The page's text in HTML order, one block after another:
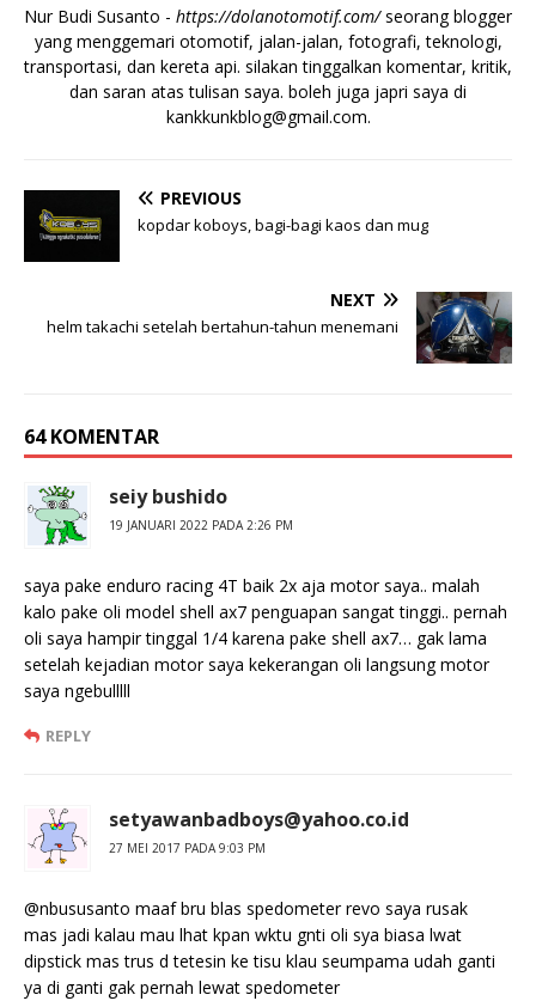
Nur Budi Susanto - https://dolanotomotif.com/seorang blogger
yang menggemari otomotif, jalan-jalan, fotografi, teknologi,
transportasi, dan kereta api. silakan tinggalkan komentar, kritik,
dan saran atas tulisan saya. boleh juga japri saya di
kankkunkblog@gmail.com.
PREVIOUS
kopdar koboys, bagi-bagi kaos dan mug
NEXT
helm takachi setelah bertahun-tahun menemani
64 KOMENTAR
seiy bushido
19 JANUARI 2022 PADA 2:26 PM
saya pake enduro racing 4T baik 2x aja motor saya.. malah
kalo pake oli model shell ax7 penguapan sangat tinggi.. pernah
oli saya hampir tinggal 1/4 karena pake shell ax7… gak lama
setelah kejadian motor saya kekerangan oli langsung motor
saya ngebulllll
REPLY
setyawanbadboys@yahoo.co.id
27 MEI 2017 PADA 9:03 PM
@nbususanto maaf bru blas spedometer revo saya rusak
mas jadi kalau mau lhat kpan wktu gnti oli sya biasa lwat
dipstick mas trus d tetesin ke tisu klau seumpama udah ganti
ya di ganti gak pernah lewat spedometer